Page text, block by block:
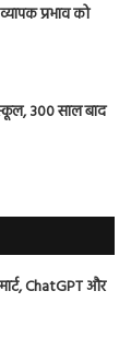
प्रभाव को
300 साल बाद
ChatGPT और